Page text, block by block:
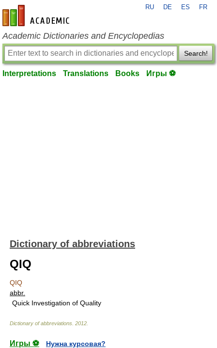
en-academic.com
RU DE ES FR
Academic Dictionaries and Encyclopedias
Search!
Interpretations Translations Books Игры ⚽
Dictionary of abbreviations
QIQ
QIQ
abbr.
Quick Investigation of Quality
Dictionary of abbreviations 2012
Игры ⚽
Нужна курсовая?